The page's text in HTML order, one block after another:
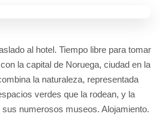
al hotel. Tiempo libre para tomar
la capital de Noruega, ciudad en la
la naturaleza, representada
verdes que la rodean, y la
numerosos museos. Alojamiento.